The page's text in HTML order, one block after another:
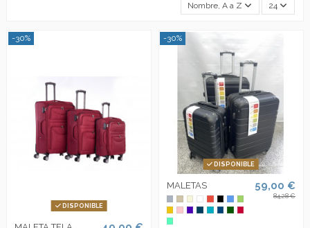
Nombre, A a Z 24
-30%
DISPONIBLE
-30%
DISPONIBLE
MALETAS 59,00 €
84,28 €